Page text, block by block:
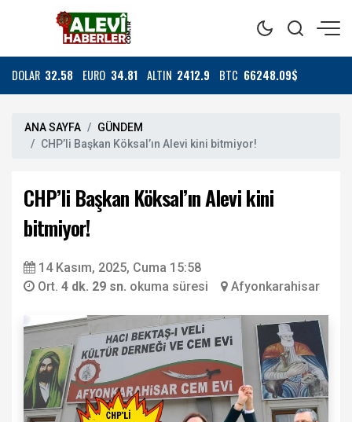
DOLAR 32.58 EURO 34.81 ALTIN 2412.9 BTC 66248.09$
ANA SAYFA
GÜNDEM
CHP’li Başkan Köksal’ın Alevi kini bitmiyor!
CHP’li Başkan Köksal’ın Alevi kini
bitmiyor!
14 Kasım, 2025, Cuma 15:58
Ort. 4 dk. 29 sn. okuma süresi Afyonkarahisar